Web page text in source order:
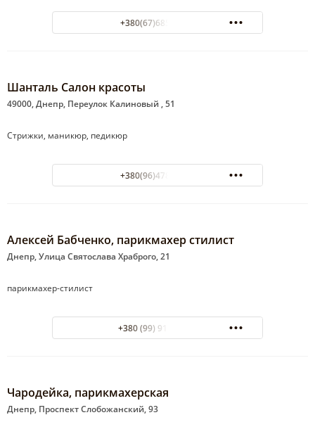
+380(67)685-68-74
Шанталь Салон красоты
49000, Днепр, Переулок Калиновый , 51
Стрижки, маникюр, педикюр
+380(96)478-99-07
Алексей Бабченко, парикмахер стилист
Днепр, Улица Святослава Храброго, 21
парикмахер-стилист
+380 (99) 913-65-30
Чародейка, парикмахерская
Днепр, Проспект Слобожанский, 93